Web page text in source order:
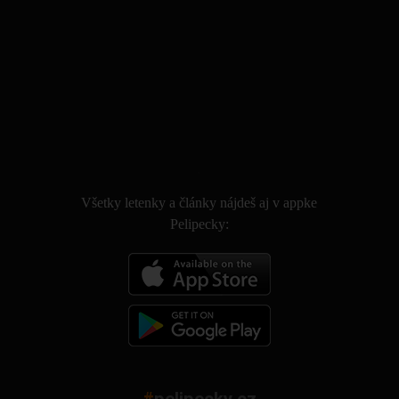
Všetky letenky a články nájdeš aj v appke
Pelipecky: